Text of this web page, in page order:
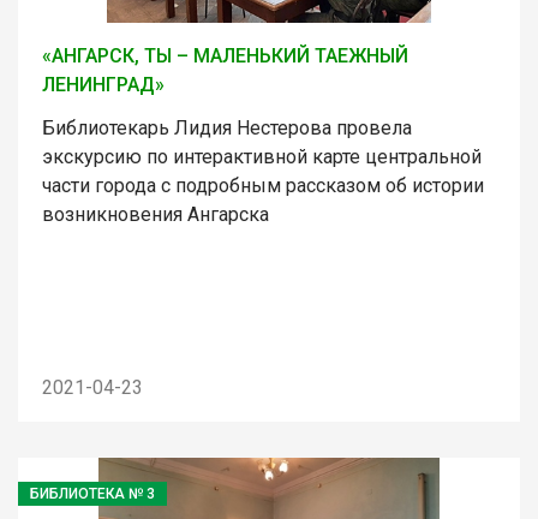
«АНГАРСК, ТЫ – МАЛЕНЬКИЙ ТАЕЖНЫЙ
ЛЕНИНГРАД»
Библиотекарь Лидия Нестерова провела
экскурсию по интерактивной карте центральной
части города с подробным рассказом об истории
возникновения Ангарска
2021-04-23
БИБЛИОТЕКА № 3